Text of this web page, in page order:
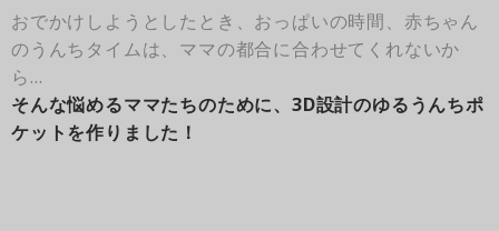
おでかけしようとしたとき、おっぱいの時間、赤ちゃん
のうんちタイムは、ママの都合に合わせてくれないか
ら…
そんな悩めるママたちのために、3D設計のゆるうんちポ
ケットを作りました！